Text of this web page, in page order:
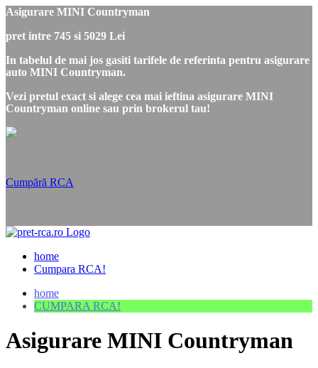
Asigurare MINI Countryman
pret intre 745 si 5029 Lei
In tabelul de mai jos gasiti tarifele de referinta pentru asigurare
auto MINI Countryman.
Vezi pretul exact si alege cea mai ieftina asigurare MINI
Countryman online sau prin brokerul tau!
Cumpără RCA
home
Cumpara RCA!
home
CUMPARA RCA!
Asigurare MINI Countryman